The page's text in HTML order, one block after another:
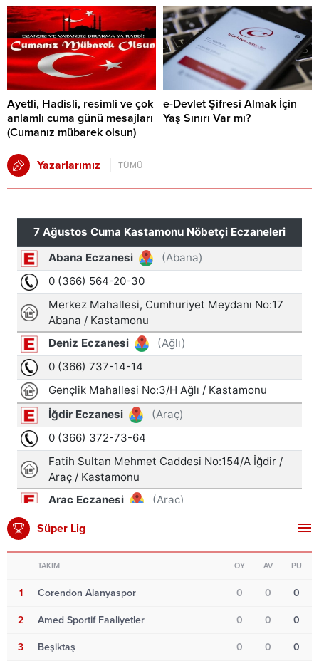
Ayetli, Hadisli, resimli ve çok
anlamlı cuma günü mesajları
(Cumanız mübarek olsun)
e-Devlet Şifresi Almak İçin
Yaş Sınırı Var mı?
Yazarlarımız TÜMÜ
Süper Lig
TAKIM OY AV PU
1 Corendon Alanyaspor 0 0 0
2 Amed Sportif Faaliyetler 0 0 0
3 Beşiktaş 0 0 0